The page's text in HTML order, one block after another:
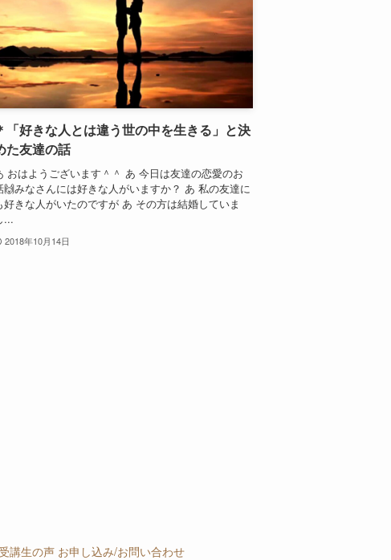
「好きな人とは違う世の中を生きる」と決
た友達の話
おはようございます＾＾ あ 今日は友達の恋愛のお
🙌みなさんには好きな人がいますか？ あ 私の友達に
好きな人がいたのですが あ その方は結婚していま
...
2018年10月14日
講生の声 お申し込み/お問い合わせ